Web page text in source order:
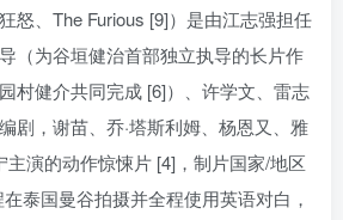
怒、The Furious [9]）是由江志强担任
（为谷垣健治首部独立执导的长片作
村健介共同完成 [6]）、许学文、雷志
剧，谢苗、乔·塔斯利姆、杨恩又、雅
主演的动作惊悚片 [4]，制片国家/地区
泰国曼谷拍摄并全程使用英语对白，